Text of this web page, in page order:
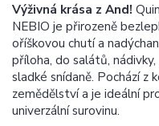
Výživná krása z And!
NEBIO je přirozeně
oříškovou chutí a
příloha, do salátů,
sladké snídaně. Pochází z
zemědělství a je ideální
univerzální surovinu.